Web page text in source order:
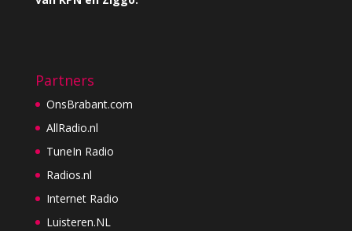
Partners
OnsBrabant.com
AllRadio.nl
TuneIn Radio
Radios.nl
Internet Radio
Luisteren.NL